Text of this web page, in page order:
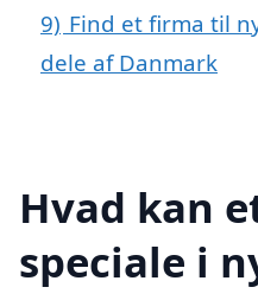
9) Find et firma til
dele af Danmark
Hvad kan
speciale i